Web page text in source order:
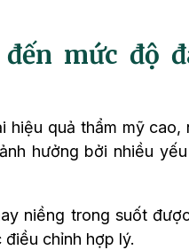
mức độ
hiệu quả thẩm mỹ
hưởng bởi nhiều
niềng trong suốt
chỉnh hợp lý.